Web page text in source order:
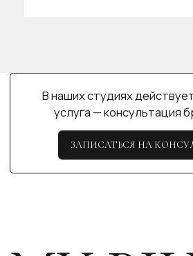
СОГЛАСИЕ НА ПОЛУЧЕНИЕ НОВОСТНОЙ И РЕКЛАМНОЙ
СОГЛАСИЕ НА ОБРАБОТКУ ПЕРСОНАЛЬНЫХ ДАННЫХ
ДОГОВОР ПУБЛИЧНОЙ ОФЕРТЫ
ПОЛИТИКА КОНФИДЕНЦИАЛЬНОСТИ
РАЗРАБОТКА САЙТА МАРИЯ РОМАНЕНКО